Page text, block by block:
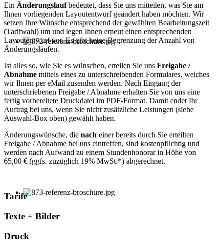
Ein Änderungslaufbedeutet, dass Sie uns mitteilen, was Sie am
Ihnen vorliegenden Layoutentwurf geändert haben möchten. Wir
setzen Ihre Wünsche entsprechend der gewählten Bearbeitungszeit
(Tarifwahl) um und legen Ihnen erneut einen entsprechenden
Layoutentwurf vor. Es gibt keine Begrenzung der Anzahl von
Änderungsläufen.
Ist alles so, wie Sie es wünschen, erteilen Sie uns Freigabe /
Abnahme mittels eines zu unterschreibenden Formulares, welches
wir Ihnen per eMail zusenden werden. Nach Eingang der
unterschriebenen Freigabe / Abnahme erhalten Sie von uns eine
fertig vorbereitete Druckdatei im PDF-Format. Damit endet Ihr
Auftrag bei uns, wenn Sie nicht zusätzliche Leistungen (siehe
Auswahl-Box oben) gewählt haben.
Änderungswünsche, die nach einer bereits durch Sie erteilten
Freigabe / Abnahme bei uns eintreffen, sind kostenpflichtig und
werden nach Aufwand zu einem Stundenhonorar in Höhe von
65,00 € (ggfs. zuzüglich 19% MwSt.*) abgerechnet.
Tarife
Texte + Bilder
Druck